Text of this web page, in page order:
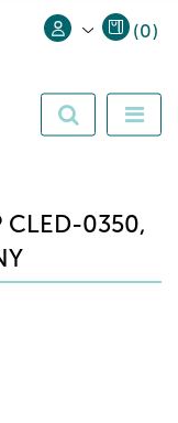
się
(0)
CLED-0350,